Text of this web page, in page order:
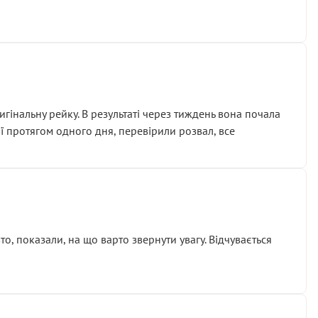
рейку. В результаті через тиждень вона почала
протягом одного дня, перевірили розвал, все
на що варто звернути увагу. Відчувається